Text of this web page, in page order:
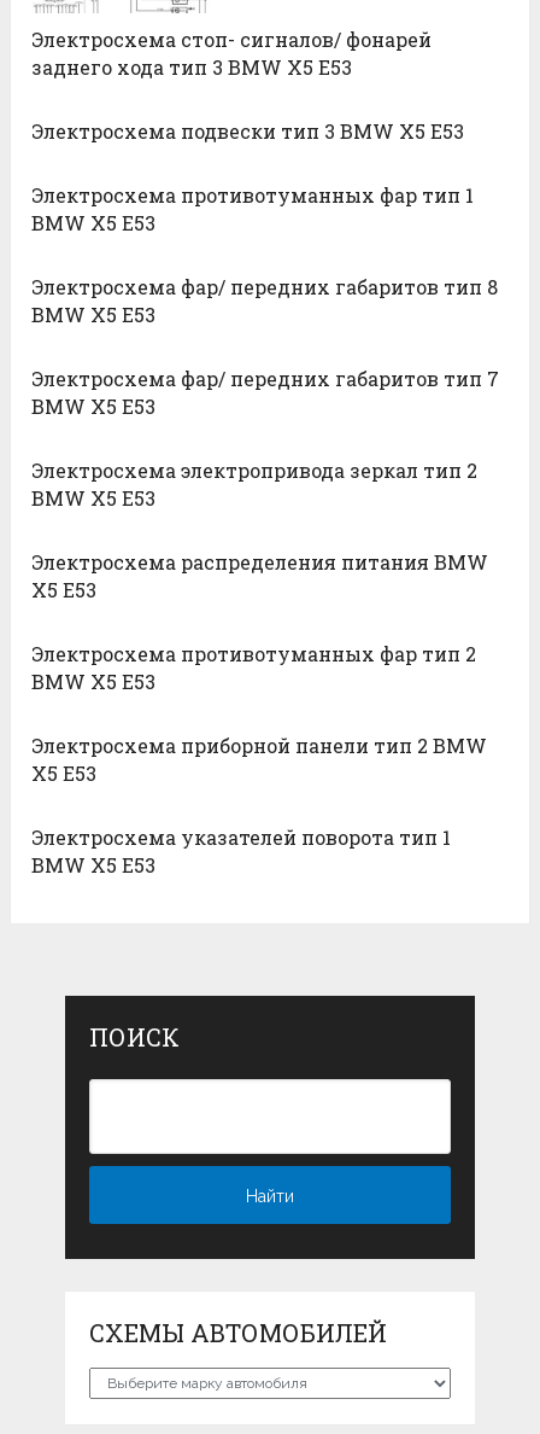
Электросхема стоп- сигналов/ фонарей
заднего хода тип 3 BMW X5 E53
Электросхема подвески тип 3 BMW X5 E53
Электросхема противотуманных фар тип 1
BMW X5 E53
Электросхема фар/ передних габаритов тип 8
BMW X5 E53
Электросхема фар/ передних габаритов тип 7
BMW X5 E53
Электросхема электропривода зеркал тип 2
BMW X5 E53
Электросхема распределения питания BMW
X5 E53
Электросхема противотуманных фар тип 2
BMW X5 E53
Электросхема приборной панели тип 2 BMW
X5 E53
Электросхема указателей поворота тип 1
BMW X5 E53
ПОИСК
СХЕМЫ АВТОМОБИЛЕЙ
Схемы